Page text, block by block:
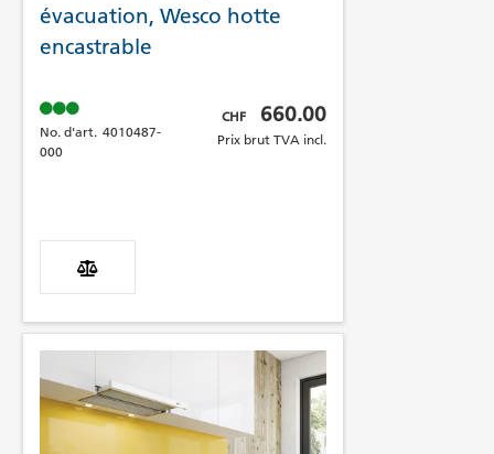
évacuation, Wesco hotte
encastrable
Prix brut TVA incl.
CHF 660.00
Prix brut TVA incl.
No. d'art. 4010487-
000